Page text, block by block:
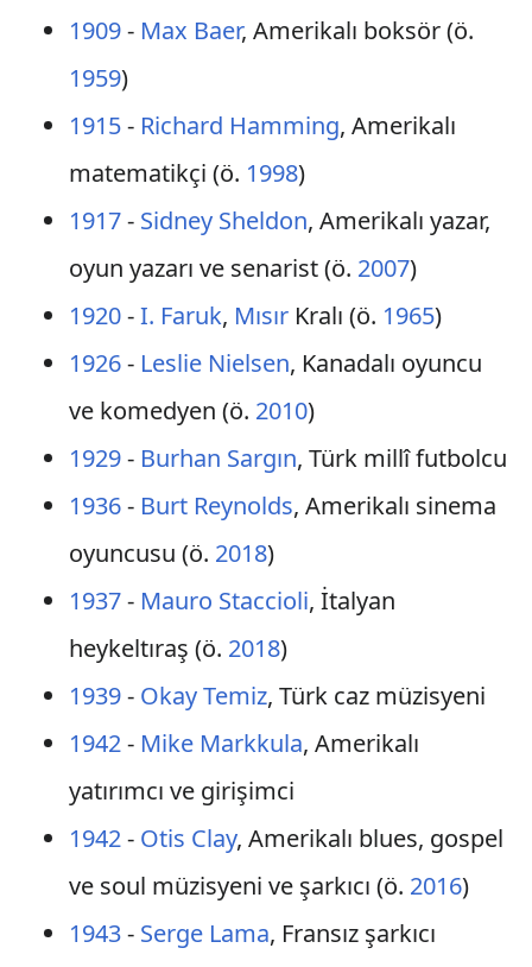
1909- Max Baer, Amerikalı boksör (ö.
1959)
1915- Richard Hamming, Amerikalı
matematikçi (ö. 1998)
1917- Sidney Sheldon, Amerikalı yazar,
oyun yazarı ve senarist (ö. 2007)
1920-I. Faruk, MısırKralı (ö. 1965)
1926- Leslie Nielsen, Kanadalı oyuncu
ve komedyen (ö. 2010)
1929- Burhan Sargın, Türk millî futbolcu
1936- Burt Reynolds, Amerikalı sinema
oyuncusu (ö. 2018)
1937- Mauro Staccioli, İtalyan
heykeltıraş (ö. 2018)
1939- Okay Temiz, Türk caz müzisyeni
1942- Mike Markkula, Amerikalı
yatırımcı ve girişimci
1942- Otis Clay, Amerikalı blues, gospel
ve soul müzisyeni ve şarkıcı (ö. 2016)
1943- Serge Lama, Fransız şarkıcı